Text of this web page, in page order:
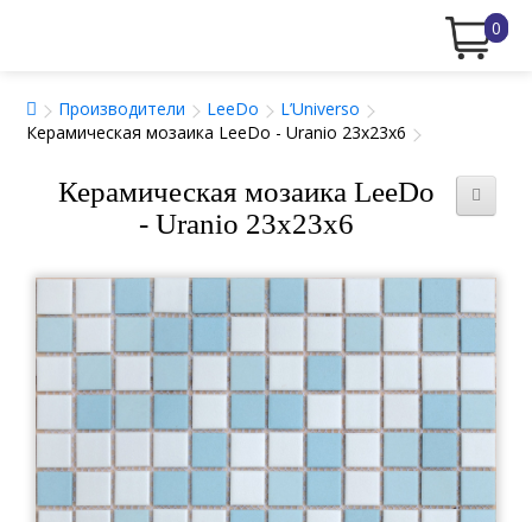
0
Производители LeeDo
L’Universo
Керамическая мозаика LeeDo - Uranio 23x23x6
Керамическая мозаика LeeDo
- Uranio 23x23x6